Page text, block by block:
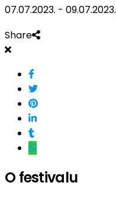
07.07.2023. - 09.07.2023.
Share
O festivalu